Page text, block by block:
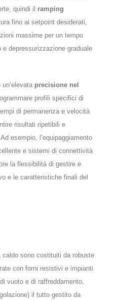
quindi il ramping
fino ai setpoint desiderati,
massime per un tempo
depressurizzazione graduale
precisione nel
profili specifici di
di permanenza e velocità
risultati ripetibili e
esempio, l’equipaggiamento
e sistemi di connettività
la flessibilità di gestire e
e le caratteristiche finali del
caldo sono costituiti da robuste
con forni resistivi e impianti
vuoto e di raffreddamento,
il tutto gestito da